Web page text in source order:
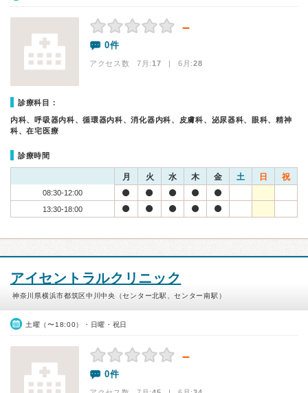
－
0件
アクセス数 7月:17 | 6月:28
診療科目：
内科、呼吸器内科、循環器内科、消化器内科、皮膚科、泌尿器科、眼科、精神
科、在宅医療
診療時間
月 火 水 木 金 土 日 祝
08:30-12:00
13:30-18:00
アイセントラルクリニック
神奈川県横浜市都筑区中川中央（センター北駅、センター南駅）
土曜（〜18:00）・日曜・祝日
－
0件